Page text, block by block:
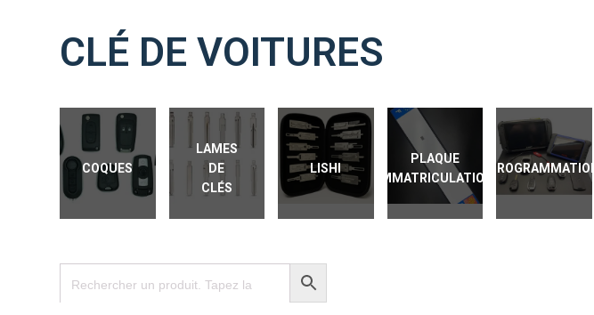
CLÉ DE VOITURES
COQUES
LAMES
DE
CLÉS
LISHI
PLAQUE
IMMATRICULATION
PROGRAMMATION